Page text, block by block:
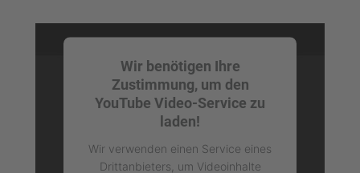
Wir benötigen Ihre
Zustimmung, um den
YouTube Video-Service zu
laden!
Wir verwenden einen Service eines
Drittanbieters, um Videoinhalte